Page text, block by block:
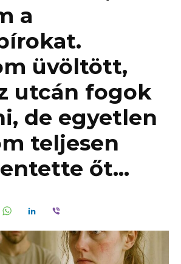
a
üvöltött,
utcán fogok
de egyetlen
teljesen
őt…